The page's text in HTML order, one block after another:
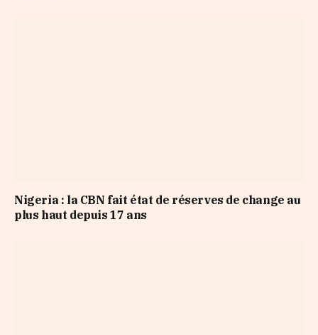
Nigeria : la CBN fait état de réserves de change au
plus haut depuis 17 ans